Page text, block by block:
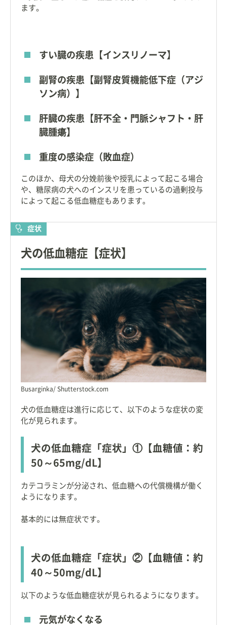
ます。
すい臓の疾患【インスリノーマ】
副腎の疾患【副腎皮質機能低下症（アジ
ソン病）】
肝臓の疾患【肝不全・門脈シャフト・肝
臓腫瘍】
重度の感染症（敗血症）
このほか、母犬の分娩前後や授乳によって起こる場合
や、糖尿病の犬へのインスリを患っているの過剰投与
によって起こる低血糖症もあります。
症状
犬の低血糖症【症状】
Busarginka/ Shutterstock.com
犬の低血糖症は進行に応じて、以下のような症状の変
化が見られます。
犬の低血糖症「症状」①【血糖値：約
50～65mg/dL】
カテコラミンが分泌され、低血糖への代償機構が働く
ようになります。
基本的には無症状です。
犬の低血糖症「症状」②【血糖値：約
40～50mg/dL】
以下のような低血糖症状が見られるようになります。
元気がなくなる